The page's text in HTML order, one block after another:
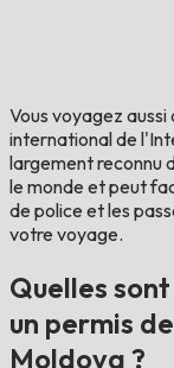
Vous voyagez aussi
international de
largement reconnu
le monde et peut
de police et les
votre voyage.
Quelles
un permis
Moldova ?